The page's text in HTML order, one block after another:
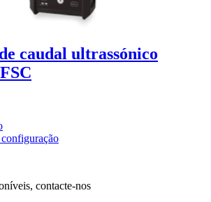
caudal ultrassónico
contacte-nos